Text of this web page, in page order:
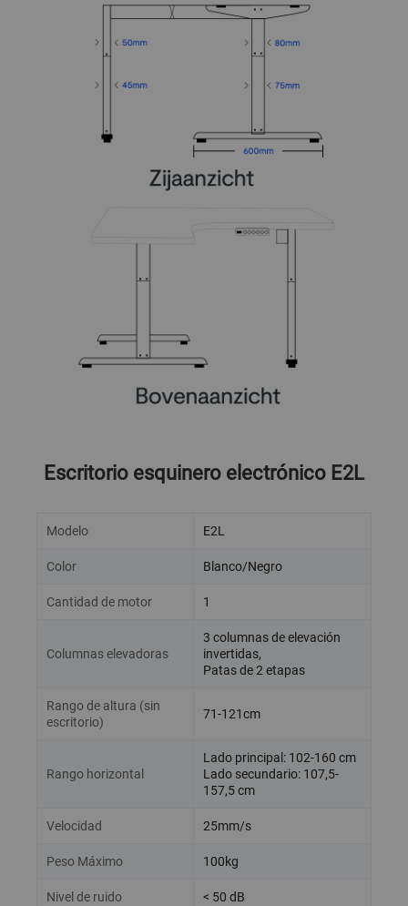
Escritorio esquinero electrónico E2L
Modelo E2L
Color Blanco/Negro
Cantidad de motor 1
Columnas elevadoras
3 columnas de elevación
invertidas,
Patas de 2 etapas
Rango de altura (sin
escritorio)
71-121cm
Rango horizontal
Lado principal: 102-160 cm
Lado secundario: 107,5-
157,5 cm
Velocidad 25mm/s
Peso Máximo 100kg
Nivel de ruido < 50 dB